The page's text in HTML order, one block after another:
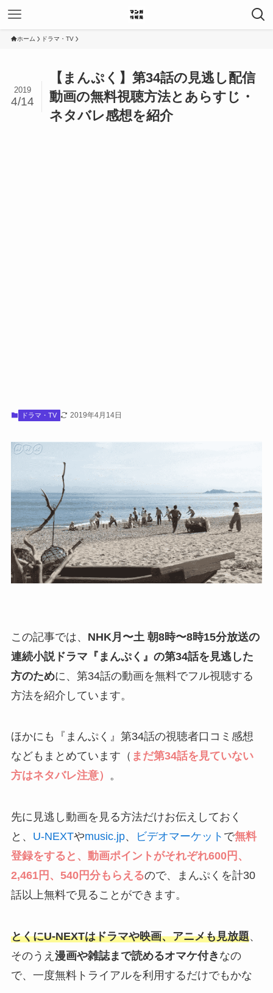
ホーム ドラマ・TV
【まんぷく】第34話の見逃し配信
動画の無料視聴方法とあらすじ・
ネタバレ感想を紹介
2019
4/14
ドラマ・TV 2019年4月14日
この記事では、 NHK月〜土 朝8時〜8時15分放送の
連続小説ドラマ『まんぷく』の第34話を見逃した
方のために、第34話の動画を無料でフル視聴する
方法を紹介しています。
ほかにも『まんぷく』第34話の視聴者口コミ感想
などもまとめています（ まだ第34話を見ていない
方はネタバレ注意） 。
先に見逃し動画を見る方法だけお伝えしておく
と、 U-NEXTやmusic.jp、 ビデオマーケット で無料
登録をすると、動画ポイントがそれぞれ600円、
2,461円、540円分もらえるので、まんぷくを計30
話以上無料で見ることができます。
とくにU-NEXTはドラマや映画、アニメも見放題、
そのうえ 漫画や雑誌まで読めるオマケ付き なの
で、一度無料トライアルを利用するだけでもかな